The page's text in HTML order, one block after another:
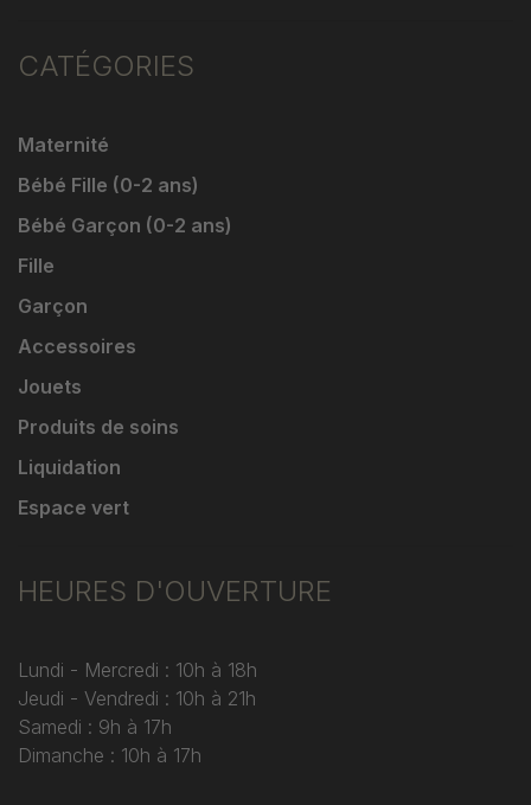
CATÉGORIES
Maternité
Bébé Fille (0-2 ans)
Bébé Garçon (0-2 ans)
Fille
Garçon
Accessoires
Jouets
Produits de soins
Liquidation
Espace vert
HEURES D'OUVERTURE
Lundi - Mercredi : 10h à 18h
Jeudi - Vendredi : 10h à 21h
Samedi : 9h à 17h
Dimanche : 10h à 17h